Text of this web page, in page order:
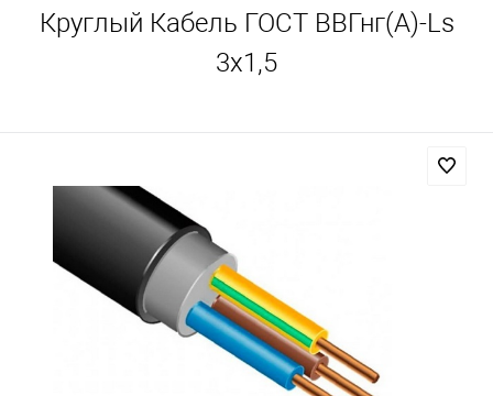
Круглый Кабель ГОСТ ВВГнг(А)-Ls
3х1,5